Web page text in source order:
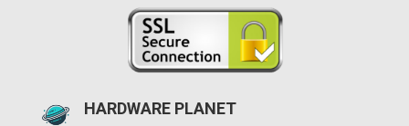
HARDWARE PLANET